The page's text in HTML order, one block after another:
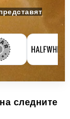
следните